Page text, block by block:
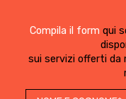
Compila il form qui
sui servizi offerti da